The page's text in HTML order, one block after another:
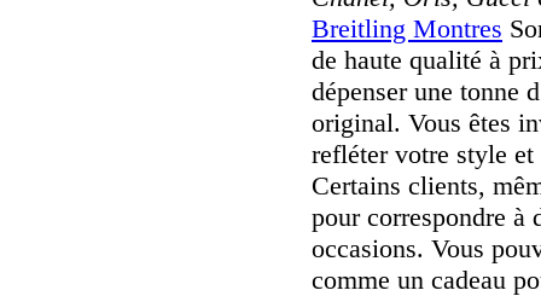
Breitling Montres
de haute qualité à
dépenser une tonne
original. Vous êtes
refléter votre style
Certains clients,
pour correspondre à
occasions. Vous
comme un cadeau